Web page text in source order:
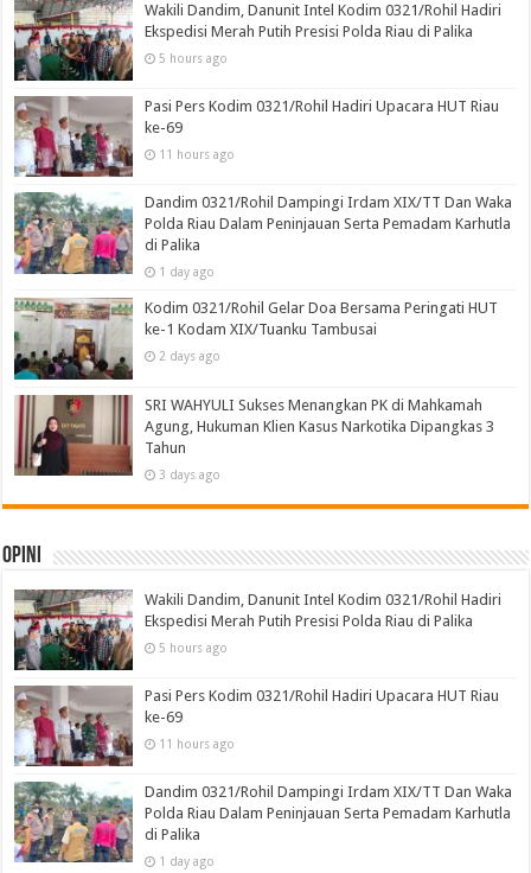
Wakili Dandim, Danunit Intel Kodim 0321/Rohil Hadiri
Ekspedisi Merah Putih Presisi Polda Riau di Palika
5 hours ago
Pasi Pers Kodim 0321/Rohil Hadiri Upacara HUT Riau
ke-69
11 hours ago
Dandim 0321/Rohil Dampingi Irdam XIX/TT Dan Waka
Polda Riau Dalam Peninjauan Serta Pemadam Karhutla
di Palika
1 day ago
Kodim 0321/Rohil Gelar Doa Bersama Peringati HUT
ke-1 Kodam XIX/Tuanku Tambusai
2 days ago
SRI WAHYULI Sukses Menangkan PK di Mahkamah
Agung, Hukuman Klien Kasus Narkotika Dipangkas 3
Tahun
3 days ago
Opini
Wakili Dandim, Danunit Intel Kodim 0321/Rohil Hadiri
Ekspedisi Merah Putih Presisi Polda Riau di Palika
5 hours ago
Pasi Pers Kodim 0321/Rohil Hadiri Upacara HUT Riau
ke-69
11 hours ago
Dandim 0321/Rohil Dampingi Irdam XIX/TT Dan Waka
Polda Riau Dalam Peninjauan Serta Pemadam Karhutla
di Palika
1 day ago